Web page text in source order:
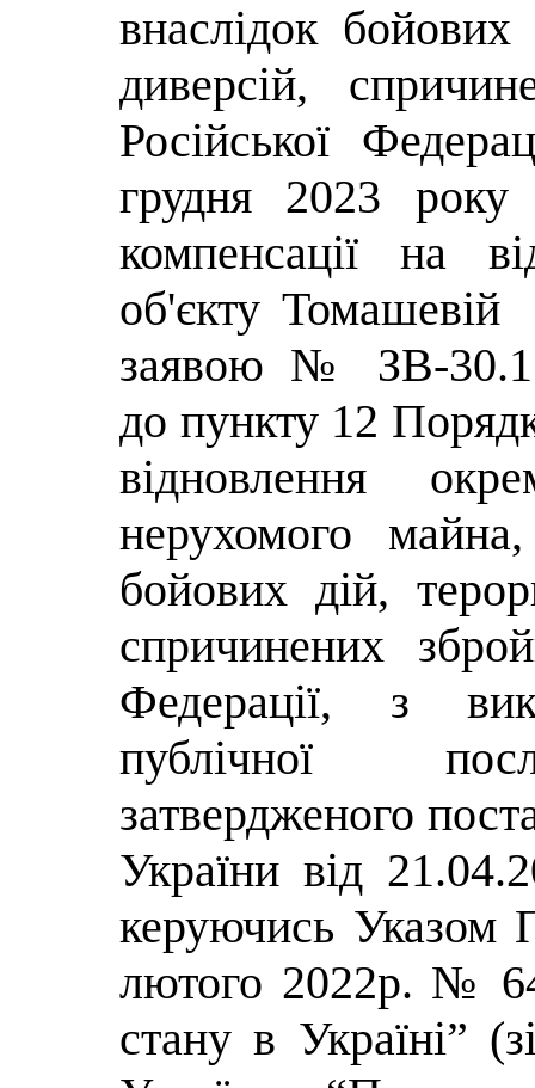
внаслідок бойових
диверсій,
Російської
грудня 2023
компенсації на
об'єкту Томашевій
заявою № ЗВ-
до пункту 12
відновлення
нерухомого
бойових дій,
спричинених
Федерації, з
публічної
затвердженого
України від
керуючись Указом
лютого 2022р. №
стану в Україні”